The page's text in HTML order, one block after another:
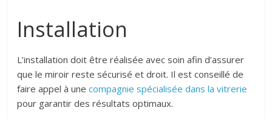
Installation
L’installation doit être réalisée avec soin afin d’assurer
que le miroir reste sécurisé et droit. Il est conseillé de
faire appel à une compagnie spécialisée dans la vitrerie
pour garantir des résultats optimaux.